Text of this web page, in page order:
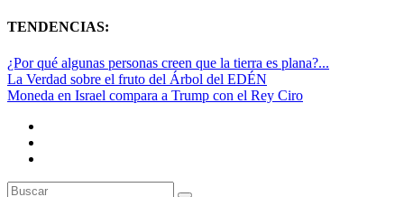
TENDENCIAS:
¿Por qué algunas personas creen que la tierra es plana?...
La Verdad sobre el fruto del Árbol del EDÉN
Moneda en Israel compara a Trump con el Rey Ciro